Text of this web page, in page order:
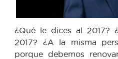
¿Qué le dices al 2017?
2017? ¿A la misma
porque debemos